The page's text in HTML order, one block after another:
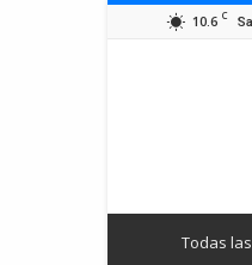
10.6 C
Todas